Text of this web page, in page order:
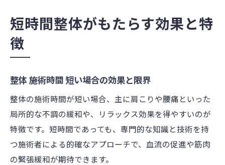
短時間整体がもたらす効果と特
徴
整体 施術時間 短い場合の効果と限界
整体の施術時間が短い場合、主に肩こりや腰痛といった
局所的な不調の緩和や、リラックス効果を得やすいのが
特徴です。短時間であっても、専門的な知識と技術を持
つ施術者による的確なアプローチで、血流の促進や筋肉
の緊張緩和が期待できます。